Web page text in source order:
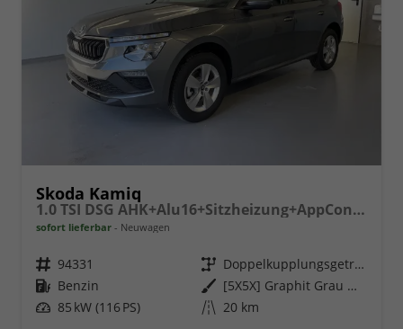
Skoda Kamiq
1.0 TSI DSG AHK+Alu16+Sitzheizung+AppConnect+GV5+LED+Nebel+Klima
sofort lieferbar Neuwagen
Fahrzeugnr. 94331 Getriebe
Doppelkupplungsgetriebe (DSG)
Kraftstoff Benzin Außenfarbe
[5X5X] Graphit Grau Metallic
Leistung 85 kW (116 PS) Kilometerstand 20 km